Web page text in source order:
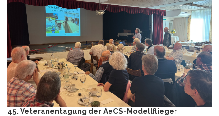
45. Veteranentagung der AeCS-Modellflieger